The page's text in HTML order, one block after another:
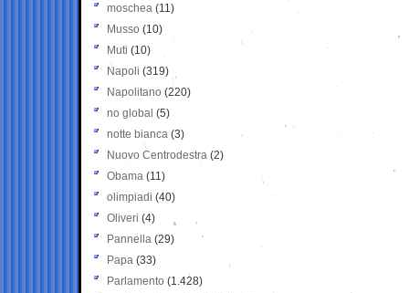
moschea (11)
Musso (10)
Muti (10)
Napoli (319)
Napolitano (220)
no global (5)
notte bianca (3)
Nuovo Centrodestra (2)
Obama (11)
olimpiadi (40)
Oliveri (4)
Pannella (29)
Papa (33)
Parlamento (1.428)